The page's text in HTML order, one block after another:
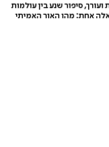
סיפור שנע בין עולמות
אחת: מהו האור האמיתי